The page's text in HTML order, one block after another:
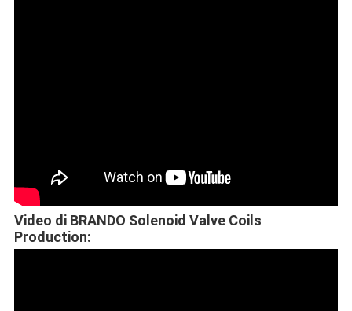
Video di BRANDO Solenoid Valve Coils
Production: